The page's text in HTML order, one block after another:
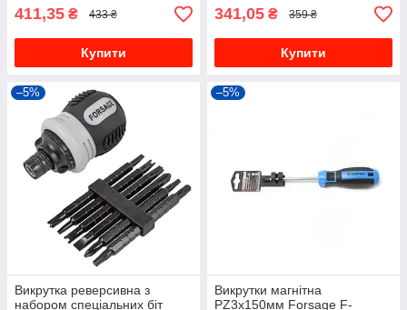
411,35 ₴ 433 ₴
Купити
341,05 ₴ 359 ₴
Купити
–5%
Викрутка реверсивна з
набором спеціальних біт
–5%
Викрутки магнітна
PZ3х150мм Forsage F-